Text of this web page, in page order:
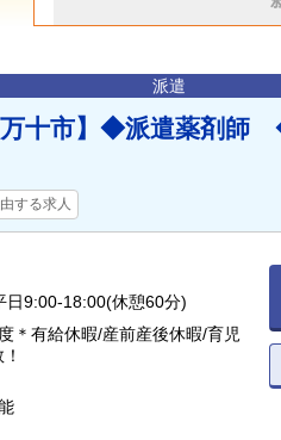
派遣
万十市】◆派遣薬剤
する求人
日9:00-18:00(休憩60分)
＊有給休暇/産前産後休暇/育児